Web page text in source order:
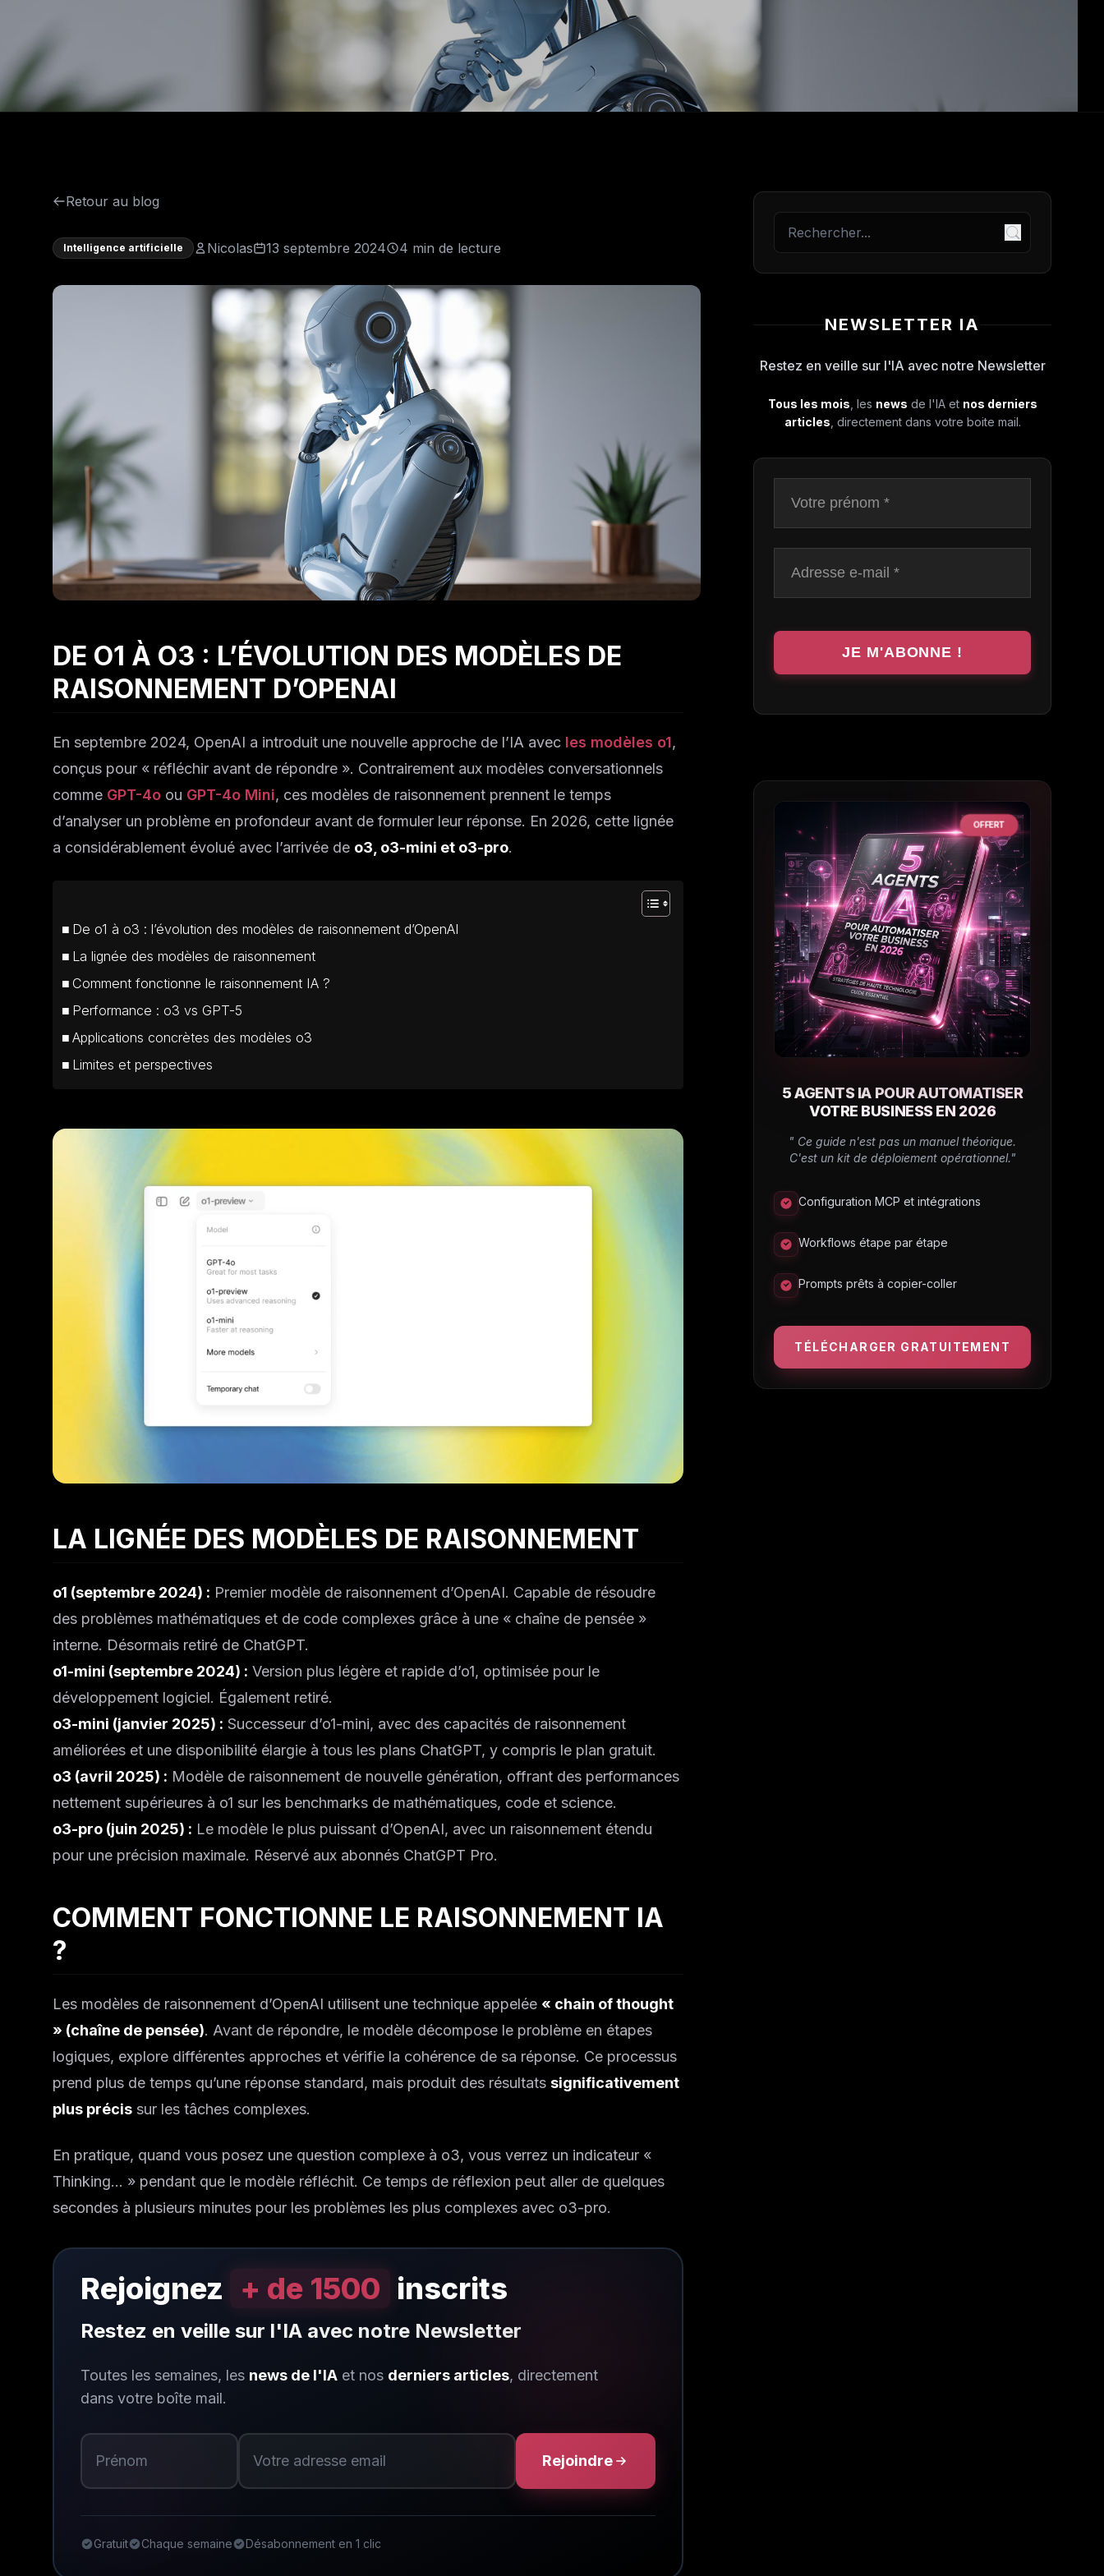
Retour au blog
Intelligence artificielle Nicolas 13 septembre 2024 4 min de lecture
DE O1 À O3 : L’ÉVOLUTION DES MODÈLES DE
RAISONNEMENT D’OPENAI
En septembre 2024, OpenAI a introduit une nouvelle approche de l’IA avec les modèles o1,
conçus pour « réfléchir avant de répondre ». Contrairement aux modèles conversationnels
comme GPT-4o ou GPT-4o Mini, ces modèles de raisonnement prennent le temps
d’analyser un problème en profondeur avant de formuler leur réponse. En 2026, cette lignée
a considérablement évolué avec l’arrivée de o3, o3-mini et o3-pro.
De o1 à o3 : l’évolution des modèles de raisonnement d’OpenAI
La lignée des modèles de raisonnement
Comment fonctionne le raisonnement IA ?
Performance : o3 vs GPT-5
Applications concrètes des modèles o3
Limites et perspectives
LA LIGNÉE DES MODÈLES DE RAISONNEMENT
o1 (septembre 2024) : Premier modèle de raisonnement d’OpenAI. Capable de résoudre
des problèmes mathématiques et de code complexes grâce à une « chaîne de pensée »
interne. Désormais retiré de ChatGPT.
o1-mini (septembre 2024) : Version plus légère et rapide d’o1, optimisée pour le
développement logiciel. Également retiré.
o3-mini (janvier 2025) : Successeur d’o1-mini, avec des capacités de raisonnement
améliorées et une disponibilité élargie à tous les plans ChatGPT, y compris le plan gratuit.
o3 (avril 2025) : Modèle de raisonnement de nouvelle génération, offrant des performances
nettement supérieures à o1 sur les benchmarks de mathématiques, code et science.
o3-pro (juin 2025) : Le modèle le plus puissant d’OpenAI, avec un raisonnement étendu
pour une précision maximale. Réservé aux abonnés ChatGPT Pro.
COMMENT FONCTIONNE LE RAISONNEMENT IA
?
Les modèles de raisonnement d’OpenAI utilisent une technique appelée « chain of thought
» (chaîne de pensée). Avant de répondre, le modèle décompose le problème en étapes
logiques, explore différentes approches et vérifie la cohérence de sa réponse. Ce processus
prend plus de temps qu’une réponse standard, mais produit des résultats significativement
plus précis sur les tâches complexes.
En pratique, quand vous posez une question complexe à o3, vous verrez un indicateur «
Thinking… » pendant que le modèle réfléchit. Ce temps de réflexion peut aller de quelques
secondes à plusieurs minutes pour les problèmes les plus complexes avec o3-pro.
Rejoignez + de 1500 inscrits
Restez en veille sur l'IA avec notre Newsletter
Toutes les semaines, les news de l'IA et nos derniers articles, directement
dans votre boîte mail.
Rejoindre
Gratuit Chaque semaine Désabonnement en 1 clic
NEWSLETTER IA
Restez en veille sur l'IA avec notre Newsletter
Tous les mois , les news de l'IA et nos derniers
articles , directement dans votre boite mail.
OFFERT
5 AGENTS IA POUR AUTOMATISER
VOTRE BUSINESS EN 2026
" Ce guide n'est pas un manuel théorique.
C'est un kit de déploiement opérationnel."
Configuration MCP et intégrations
Workflows étape par étape
Prompts prêts à copier-coller
TÉLÉCHARGER GRATUITEMENT